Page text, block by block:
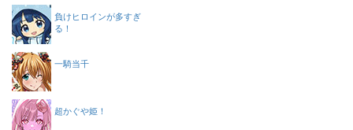
負けヒロインが多すぎ
る！
一騎当千
超かぐや姫！